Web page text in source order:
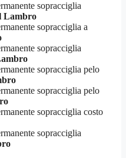
sopracciglia
Lambro
sopracciglia a
sopracciglia
sopracciglia pelo
sopracciglia pelo
sopracciglia costo
sopracciglia